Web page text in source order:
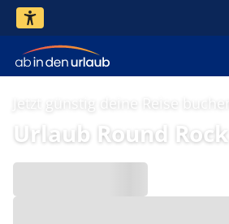
Jetzt günstig deine Reise buchen!
Urlaub Round Rock